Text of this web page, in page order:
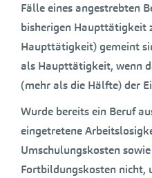
Fälle eines angestrebten
bisherigen Haupttätigkeit
Haupttätigkeit) gemeint
als Haupttätigkeit, wenn
(mehr als die Hälfte) der
Wurde bereits ein Beruf
eingetretene
Umschulungskosten
Fortbildungskosten nicht,